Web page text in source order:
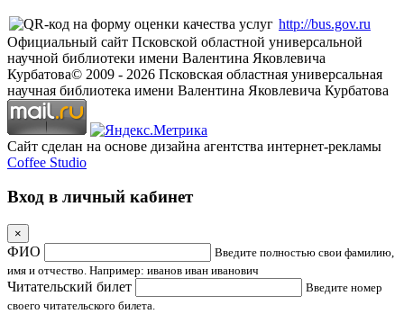
http://bus.gov.ru
Официальный сайт Псковской областной универсальной
научной библиотеки имени Валентина Яковлевича
Курбатова© 2009 - 2026 Псковская областная универсальная
научная библиотека имени Валентина Яковлевича Курбатова
Сайт сделан на основе дизайна агентства интернет-рекламы
Coffee Studio
Вход в личный кабинет
×
ФИО
Введите полностью свои фамилию,
имя и отчество. Например: иванов иван иванович
Читательский билет
Введите номер
своего читательского билета.